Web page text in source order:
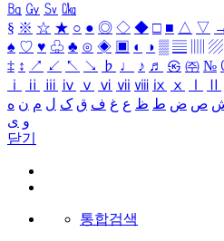
㏃ ㏉ ㏜ ㏆
§ ※ ☆ ★ ○ ● ◎ ◇ ◆ □ ■ △ ▽
♠ ♡ ♥ ♧ ♣ ⊙ ◈ ▣ ◐ ◑ ▒ ▤ ▨
‡ ↕ ↗ ↙ ↖ ↘ ♭ ♩ ♪ ♬ ㉿ ㈜ №
ⅰ
ⅱ ⅲ ⅳ ⅴ ⅵ ⅶ ⅷ ⅸ ⅹ
ص ض ط ظ ع غ ف ق ک ل م ن ه
و ی
닫기
통합검색